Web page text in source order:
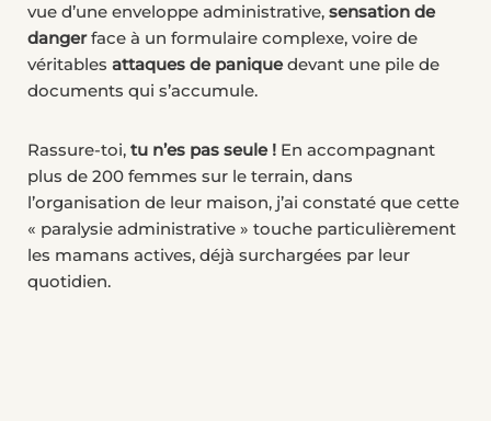
vue d’une enveloppe administrative, sensation de
dangerface à un formulaire complexe, voire de
véritables attaques de paniquedevant une pile de
documents qui s’accumule.
Rassure-toi, tu n’es pas seule ! En accompagnant
plus de 200 femmes sur le terrain, dans
l’organisation de leur maison, j’ai constaté que cette
« paralysie administrative » touche particulièrement
les mamans actives, déjà surchargées par leur
quotidien.